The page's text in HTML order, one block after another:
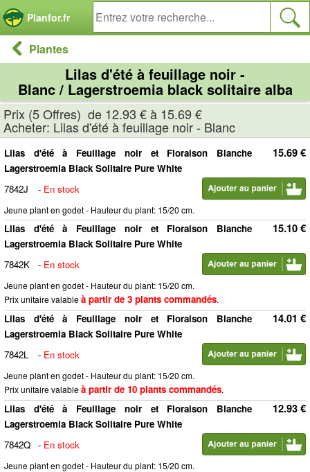
Planfor.fr
Plantes
Lilas d'été à feuillage noir -
Blanc / Lagerstroemia black solitaire alba
Prix (5 Offres) de 12.93 € à 15.69 €
Acheter: Lilas d'été à feuillage noir - Blanc
15.69 €
Lilas d'été à Feuillage noir et Floraison Blanche
Lagerstroemia Black Solitaire Pure White
7842J
- En stock
Jeune plant en godet - Hauteur du plant: 15/20 cm.
15.10 €
Lilas d'été à Feuillage noir et Floraison Blanche
Lagerstroemia Black Solitaire Pure White
7842K
- En stock
Jeune plant en godet - Hauteur du plant: 15/20 cm.
Prix unitaire valableà partir de 3 plants commandés.
14.01 €
Lilas d'été à Feuillage noir et Floraison Blanche
Lagerstroemia Black Solitaire Pure White
7842L
- En stock
Jeune plant en godet - Hauteur du plant: 15/20 cm.
Prix unitaire valableà partir de 10 plants commandés.
12.93 €
Lilas d'été à Feuillage noir et Floraison Blanche
Lagerstroemia Black Solitaire Pure White
7842Q - En stock
Jeune plant en godet - Hauteur du plant: 15/20 cm.
Panneau de gestion des cookies